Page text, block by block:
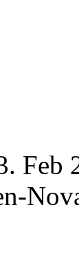
Feb